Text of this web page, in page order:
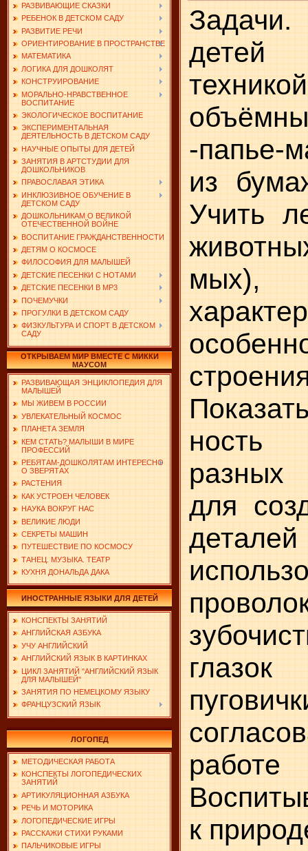
РАЗВИВАЮЩИЕ СКАЗКИ
РЕБЕНОК В ДЕТСКОМ САДУ
РАЗВИТИЕ РЕЧИ
ОРИЕНТИРОВАНИЕ В ПРОСТРАНСТВЕ
МАТЕМАТИКА
ЛОГИКА ДЛЯ ДОШКОЛЯТ
КОНСТРУИРОВАНИЕ
МОРАЛЬНО-НРАВСТВЕННОЕ
ВОСПИТАНИЕ
ЭКОЛОГИЧЕСКОЕ ВОСПИТАНИЕ
ЭКСПЕРИМЕНТАЛЬНАЯ
ДЕЯТЕЛЬНОСТЬ В ДЕТСКОМ САДУ
НАУЧНЫЕ ОПЫТЫ ДЛЯ ДЕТЕЙ
ЗАНЯТИЯ В АРТСТУДИИ ДЛЯ
ДОШКОЛЬНИКОВ
ПРАВОСЛАВАЯ ЭТИКА
ИНКЛЮЗИВНОЕ ОБУЧЕНИЕ В
ДЕТСКОМ САДУ
ДОШКОЛЬНИКАМ О ВЕЛИКОЙ
ОТЕЧЕСТВЕННОЙ ВОЙНЕ
ВОСПИТАНИЕ ГРАЖДАНСТВЕННОСТИ
ДЕТЯМ О КОСМОСЕ
ФИЛОСОФИЯ ДЛЯ МАЛЫШЕЙ
ДЕТСКИЕ ПЕСЕНКИ С НОТАМИ
ДЕТСКИЕ ПЕСЕНКИ В MP3
ПОЧЕМУЧКИ
ПРОГУЛКИ В ДЕТСКОМ САДУ
ФИЗКУЛЬТУРА И СПОРТ В ДЕТСКОМ
САДУ
ОТКРЫВАЕМ МИР ВМЕСТЕ С МИККИ
МАУСОМ
РАЗВИВАЮЩАЯ ЭНЦИКЛОПЕДИЯ ДЛЯ
МАЛЫШЕЙ
МЫ ЖИВЕМ В РОССИИ
УВЛЕКАТЕЛЬНЫЙ КОСМОС
ПЛАНЕТА ЗЕМЛЯ
КЕМ СТАТЬ? МАЛЫШИ В МИРЕ
ПРОФЕССИЙ
РЕБЯТАМ-ДОШКОЛЯТАМ ИНТЕРЕСНО
О ЗВЕРЯТАХ
РАСТЕНИЯ
КАК УСТРОЕН ЧЕЛОВЕК
НАУКА ВОКРУГ НАС
ВЕЛИКИЕ ЛЮДИ
СЕКРЕТЫ МАШИН
ПУТЕШЕСТВИЕ ПО КОСМОСУ
ТАНЕЦ. МУЗЫКА. ТЕАТР
КУХНЯ ДОНАЛЬДА ДАКА
ИНОСТРАННЫЕ ЯЗЫКИ ДЛЯ ДЕТЕЙ
КОНСПЕКТЫ ЗАНЯТИЙ
АНГЛИЙСКАЯ АЗБУКА
УЧУ АНГЛИЙСКИЙ
АНГЛИЙСКИЙ ЯЗЫК В КАРТИНКАХ
ЦИКЛ ЗАНЯТИЙ "АНГЛИЙСКИЙ ЯЗЫК
ДЛЯ МАЛЫШЕЙ"
ЗАНЯТИЯ ПО НЕМЕЦКОМУ ЯЗЫКУ
ФРАНЦУЗСКИЙ ЯЗЫК
ЛОГОПЕД
МЕТОДИЧЕСКАЯ РАБОТА
КОНСПЕКТЫ ЛОГОПЕДИЧЕСКИХ
ЗАНЯТИЙ
АРТИКУЛЯЦИОННАЯ АЗБУКА
РЕЧЬ И МОТОРИКА
ЛОГОПЕДИЧЕСКИЕ ИГРЫ
РАССКАЖИ СТИХИ РУКАМИ
ПАЛЬЧИКОВЫЕ ИГРЫ
Задачи.
-папье-
из
Учить
мых),
ность
разных
для
к